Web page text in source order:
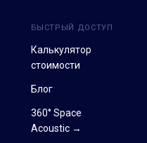
БЫСТРЫЙ ДОСТУП
Калькулятор
стоимости
Блог
360° Space
Acoustic →